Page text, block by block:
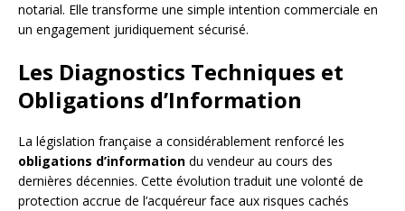
notarial. Elle transforme une simple intention commerciale en
un engagement juridiquement sécurisé.
Les Diagnostics Techniques et
Obligations d’Information
La législation française a considérablement renforcé les
obligations d’information du vendeur au cours des
dernières décennies. Cette évolution traduit une volonté de
protection accrue de l’acquéreur face aux risques cachés